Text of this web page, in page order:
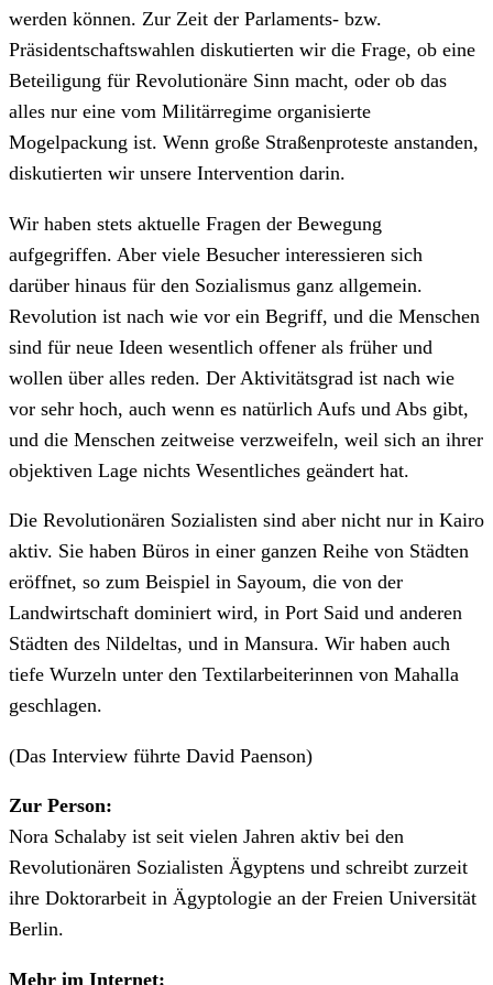
werden können. Zur Zeit der Parlaments- bzw.
Präsidentschaftswahlen diskutierten wir die Frage, ob eine
Beteiligung für Revolutionäre Sinn macht, oder ob das
alles nur eine vom Militärregime organisierte
Mogelpackung ist. Wenn große Straßenproteste anstanden,
diskutierten wir unsere Intervention darin.
Wir haben stets aktuelle Fragen der Bewegung
aufgegriffen. Aber viele Besucher interessieren sich
darüber hinaus für den Sozialismus ganz allgemein.
Revolution ist nach wie vor ein Begriff, und die Menschen
sind für neue Ideen wesentlich offener als früher und
wollen über alles reden. Der Aktivitätsgrad ist nach wie
vor sehr hoch, auch wenn es natürlich Aufs und Abs gibt,
und die Menschen zeitweise verzweifeln, weil sich an ihrer
objektiven Lage nichts Wesentliches geändert hat.
Die Revolutionären Sozialisten sind aber nicht nur in Kairo
aktiv. Sie haben Büros in einer ganzen Reihe von Städten
eröffnet, so zum Beispiel in Sayoum, die von der
Landwirtschaft dominiert wird, in Port Said und anderen
Städten des Nildeltas, und in Mansura. Wir haben auch
tiefe Wurzeln unter den Textilarbeiterinnen von Mahalla
geschlagen.
(Das Interview führte David Paenson)
Zur Person:
Nora Schalaby ist seit vielen Jahren aktiv bei den
Revolutionären Sozialisten Ägyptens und schreibt zurzeit
ihre Doktorarbeit in Ägyptologie an der Freien Universität
Berlin.
Mehr im Internet: